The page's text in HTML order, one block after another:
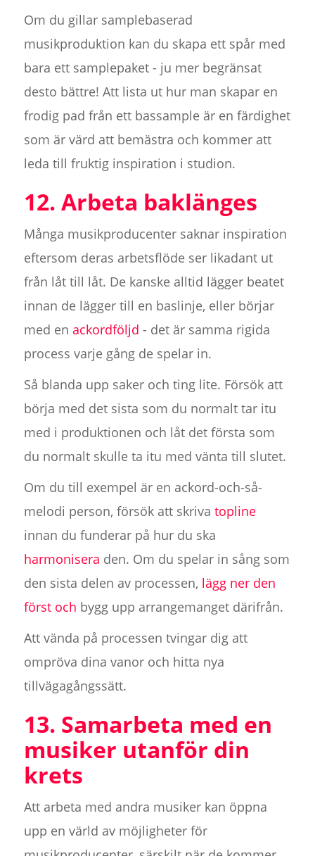
Om du gillar samplebaserad
musikproduktion kan du skapa ett spår med
bara ett samplepaket - ju mer begränsat
desto bättre! Att lista ut hur man skapar en
frodig pad från ett bassample är en färdighet
som är värd att bemästra och kommer att
leda till fruktig inspiration i studion.
12. Arbeta baklänges
Många musikproducenter saknar inspiration
eftersom deras arbetsflöde ser likadant ut
från låt till låt. De kanske alltid lägger beatet
innan de lägger till en baslinje, eller börjar
med en ackordföljd - det är samma rigida
process varje gång de spelar in.
Så blanda upp saker och ting lite. Försök att
börja med det sista som du normalt tar itu
med i produktionen och låt det första som
du normalt skulle ta itu med vänta till slutet.
Om du till exempel är en ackord-och-så-
melodi person, försök att skriva topline
innan du funderar på hur du ska
harmonisera den. Om du spelar in sång som
den sista delen av processen, lägg ner den
först och bygg upp arrangemanget därifrån.
Att vända på processen tvingar dig att
ompröva dina vanor och hitta nya
tillvägagångssätt.
13. Samarbeta med en
musiker utanför din
krets
Att arbeta med andra musiker kan öppna
upp en värld av möjligheter för